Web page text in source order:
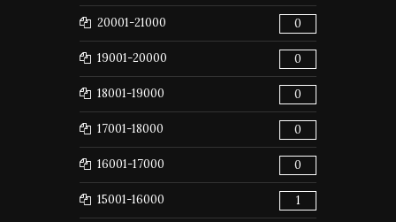
20001-21000 0
19001-20000 0
18001-19000 0
17001-18000 0
16001-17000 0
15001-16000 1